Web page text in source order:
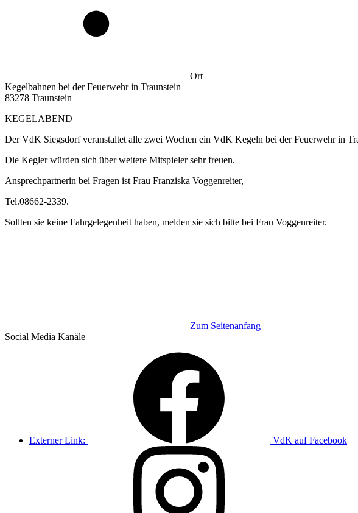
Ort
Kegelbahnen bei der Feuerwehr in Traunstein
83278 Traunstein
KEGELABEND
Der VdK Siegsdorf veranstaltet alle zwei Wochen ein VdK Kegeln bei der Feuerwehr in
Die Kegler würden sich über weitere Mitspieler sehr freuen.
Ansprechpartnerin bei Fragen ist Frau Franziska Voggenreiter,
Tel.08662-2339.
Sollten sie keine Fahrgelegenheit haben, melden sie sich bitte bei Frau Voggenreiter.
Zum Seitenanfang
Social Media Kanäle
Externer Link: VdK auf Facebook